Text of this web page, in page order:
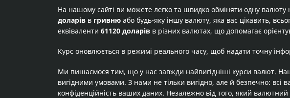
На нашому сайті ви можете легко та швидко обміняти одну
доларів в гривню або будь-яку іншу валюту, яка вас цікавить,
еквіваленти 61120 доларів в різних валютах, що допомагає
Курс оновлюється в режимі реального часу, щоб надати точну
Ми пишаємося тим, що у нас завжди найвигідніші курси валют.
вигідними умовами. З нами не тільки вигідно, але й безпечно: всі
конфіденційність ваших даних. Незалежно від того, який